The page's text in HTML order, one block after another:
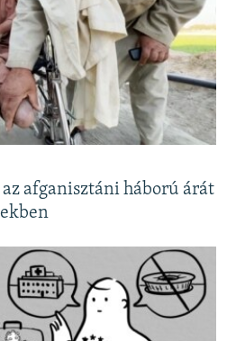
afganisztáni háború árát